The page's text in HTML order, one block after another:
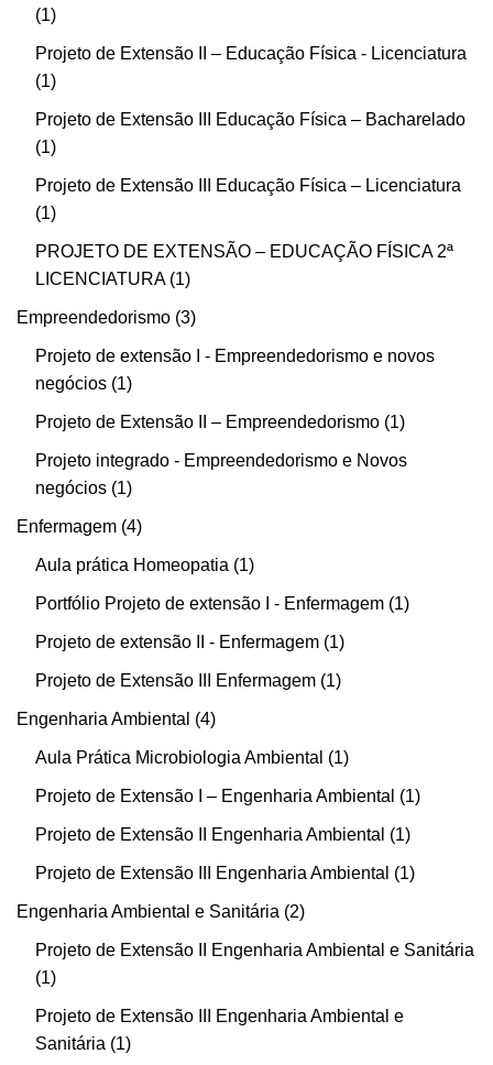
1
Projeto de Extensão II – Educação Física - Licenciatura
1
Projeto de Extensão III Educação Física – Bacharelado
1
Projeto de Extensão III Educação Física – Licenciatura
1
PROJETO DE EXTENSÃO – EDUCAÇÃO FÍSICA 2ª
LICENCIATURA 1
Empreendedorismo 3
Projeto de extensão I - Empreendedorismo e novos
negócios 1
Projeto de Extensão II – Empreendedorismo 1
Projeto integrado - Empreendedorismo e Novos
negócios 1
Enfermagem 4
Aula prática Homeopatia 1
Portfólio Projeto de extensão I - Enfermagem 1
Projeto de extensão II - Enfermagem 1
Projeto de Extensão III Enfermagem 1
Engenharia Ambiental 4
Aula Prática Microbiologia Ambiental 1
Projeto de Extensão I – Engenharia Ambiental 1
Projeto de Extensão II Engenharia Ambiental 1
Projeto de Extensão III Engenharia Ambiental 1
Engenharia Ambiental e Sanitária 2
Projeto de Extensão II Engenharia Ambiental e Sanitária
1
Projeto de Extensão III Engenharia Ambiental e
Sanitária
1